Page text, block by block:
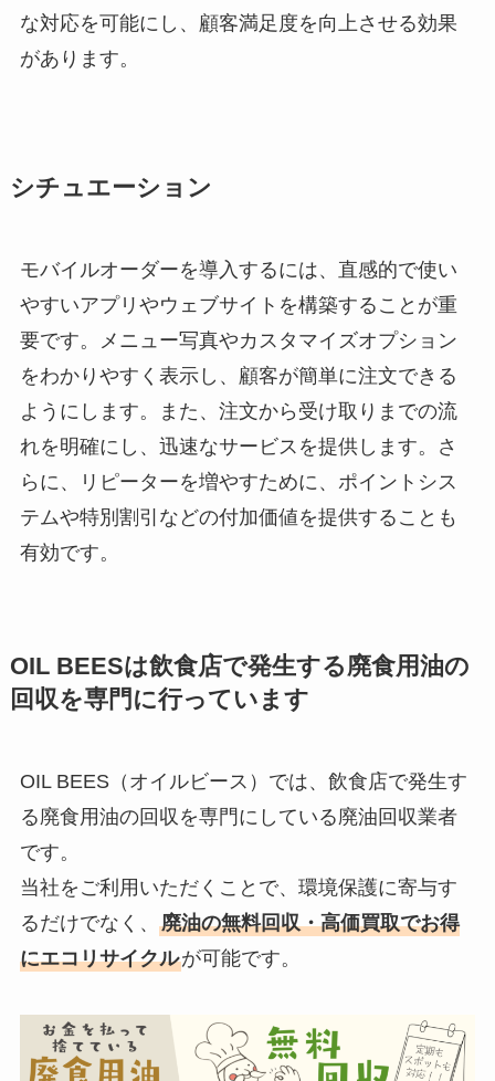
な対応を可能にし、顧客満足度を向上させる効果
があります。
シチュエーション
モバイルオーダーを導入するには、直感的で使い
やすいアプリやウェブサイトを構築することが重
要です。メニュー写真やカスタマイズオプション
をわかりやすく表示し、顧客が簡単に注文できる
ようにします。また、注文から受け取りまでの流
れを明確にし、迅速なサービスを提供します。さ
らに、リピーターを増やすために、ポイントシス
テムや特別割引などの付加価値を提供することも
有効です。
OIL BEESは飲食店で発生する廃食用油の
回収を専門に行っています
OIL BEES（オイルビース）では、飲食店で発生す
る廃食用油の回収を専門にしている廃油回収業者
です。
当社をご利用いただくことで、環境保護に寄与す
るだけでなく、 廃油の無料回収・高価買取でお得
にエコリサイクルが可能です。